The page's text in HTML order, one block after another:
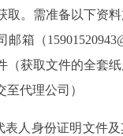
取。需准备以下资
箱（
（获取文件的全套
代理公司）
人身份证明文件及